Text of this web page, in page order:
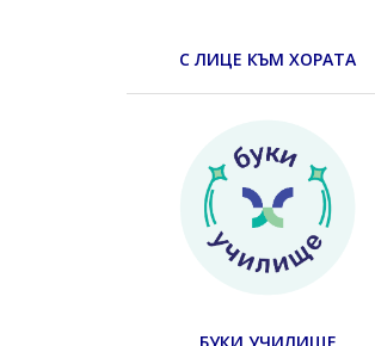
С ЛИЦЕ КЪМ ХОРАТА